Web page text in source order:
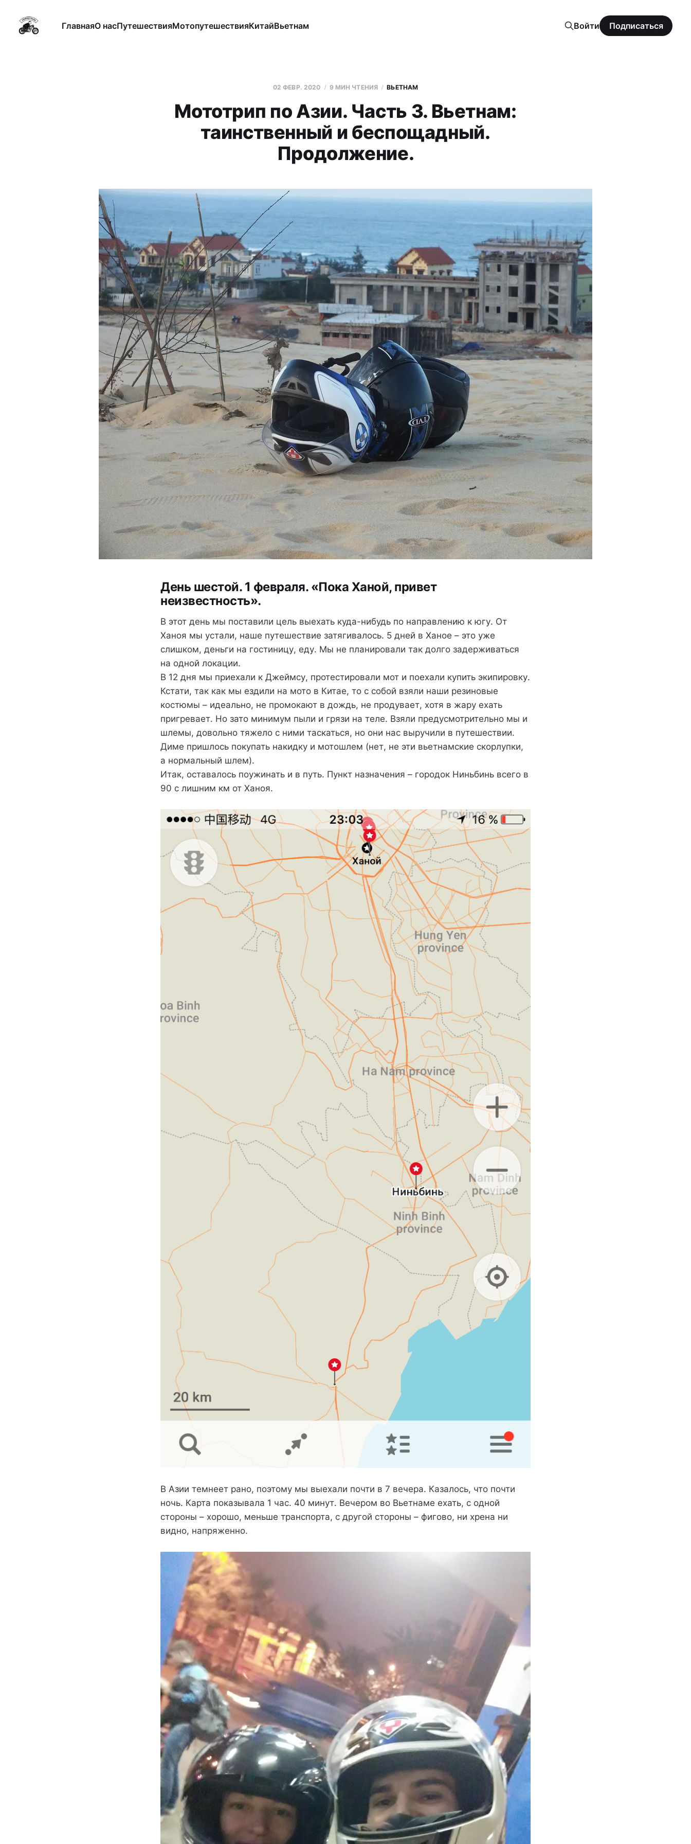
ГлавнаяО насПутешествияМотопутешествияКитайВьетнам Войти Подписаться
02 ФЕВР. 2020 9 МИН ЧТЕНИЯ ВЬЕТНАМ
Мототрип по Азии. Часть 3. Вьетнам:
таинственный и беспощадный.
Продолжение.
День шестой. 1 февраля. «Пока Ханой, привет
неизвестность».
В этот день мы поставили цель выехать куда-нибудь по направлению к югу. От
Ханоя мы устали, наше путешествие затягивалось. 5 дней в Ханое – это уже
слишком, деньги на гостиницу, еду. Мы не планировали так долго задерживаться
на одной локации.
В 12 дня мы приехали к Джеймсу, протестировали мот и поехали купить экипировку.
Кстати, так как мы ездили на мото в Китае, то с собой взяли наши резиновые
костюмы – идеально, не промокают в дождь, не продувает, хотя в жару ехать
пригревает. Но зато минимум пыли и грязи на теле. Взяли предусмотрительно мы и
шлемы, довольно тяжело с ними таскаться, но они нас выручили в путешествии.
Диме пришлось покупать накидку и мотошлем (нет, не эти вьетнамские скорлупки,
а нормальный шлем).
Итак, оставалось поужинать и в путь. Пункт назначения – городок Ниньбинь всего в
90 с лишним км от Ханоя.
В Азии темнеет рано, поэтому мы выехали почти в 7 вечера. Казалось, что почти
ночь. Карта показывала 1 час. 40 минут. Вечером во Вьетнаме ехать, с одной
стороны – хорошо, меньше транспорта, с другой стороны – фигово, ни хрена ни
видно, напряженно.